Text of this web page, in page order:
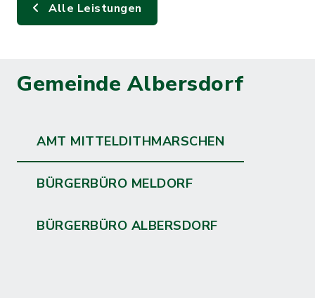
Alle Leistungen
Gemeinde Albersdorf
AMT MITTELDITHMARSCHEN
BÜRGERBÜRO MELDORF
BÜRGERBÜRO ALBERSDORF